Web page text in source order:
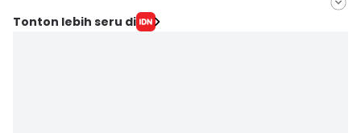
Editor
Tonton lebih seru di